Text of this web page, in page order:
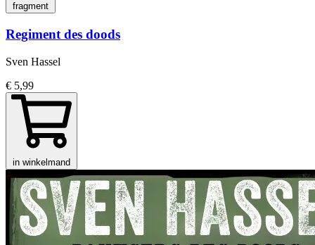
fragment
Regiment des doods
Sven Hassel
€ 5,99
in winkelmand